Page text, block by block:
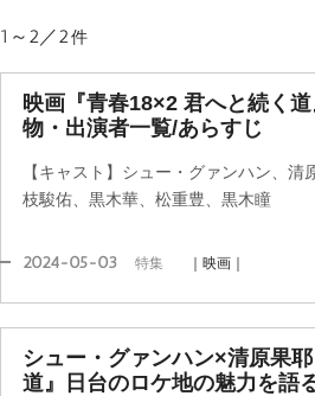
1～2／2件
映画『青春18×2 君へと続く
物・出演者一覧/あらすじ
【キャスト】シュー・グァンハン、
枝駿佑、黒木華、松重豊、黒木瞳
2024-05-03 特集 ｜映画｜
シュー・グァンハン×清原果
道』日台のロケ地の魅力を語